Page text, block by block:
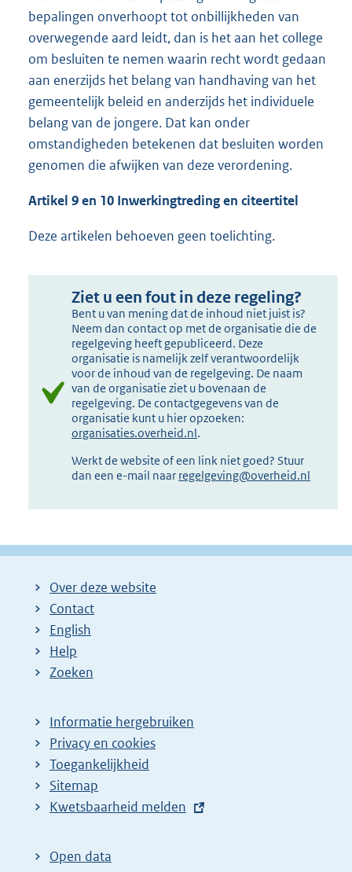
bepalingen onverhoopt tot onbillijkheden van
overwegende aard leidt, dan is het aan het college
om besluiten te nemen waarin recht wordt gedaan
aan enerzijds het belang van handhaving van het
gemeentelijk beleid en anderzijds het individuele
belang van de jongere. Dat kan onder
omstandigheden betekenen dat besluiten worden
genomen die afwijken van deze verordening.
Artikel 9 en 10 Inwerkingtreding en citeertitel
Deze artikelen behoeven geen toelichting.
Ziet u een fout in deze regeling?
Bent u van mening dat de inhoud niet juist is?
Neem dan contact op met de organisatie die de
regelgeving heeft gepubliceerd. Deze
organisatie is namelijk zelf verantwoordelijk
voor de inhoud van de regelgeving. De naam
van de organisatie ziet u bovenaan de
regelgeving. De contactgegevens van de
organisatie kunt u hier opzoeken:
organisaties.overheid.nl.
Werkt de website of een link niet goed? Stuur
dan een e-mail naar regelgeving@overheid.nl
Over deze website
Contact
English
Help
Zoeken
Informatie hergebruiken
Privacy en cookies
Toegankelijkheid
Sitemap
E
t
Kwetsbaarheid melden
Open data